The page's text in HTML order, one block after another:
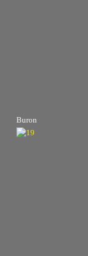
Buron